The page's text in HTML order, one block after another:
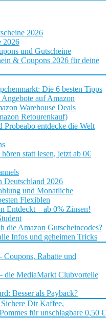
2026
2026
und Gutscheine
& Coupons 2026 für deine
Die 6 besten Tipps
auf Amazon
Warehouse Deals
Retourenkauf)
entdecke die Welt
statt lesen, jetzt ab 0€
Deutschland 2026
und Monatliche
Flexiblen
Entdeckt – ab 0% Zinsen!
die Amazon Gutscheincodes?
Infos und geheimen Tricks
Coupons, Rabatte und
die MediaMarkt Clubvorteile
Besser als Payback?
Dir Kaffee,
für unschlagbare 0,50 €